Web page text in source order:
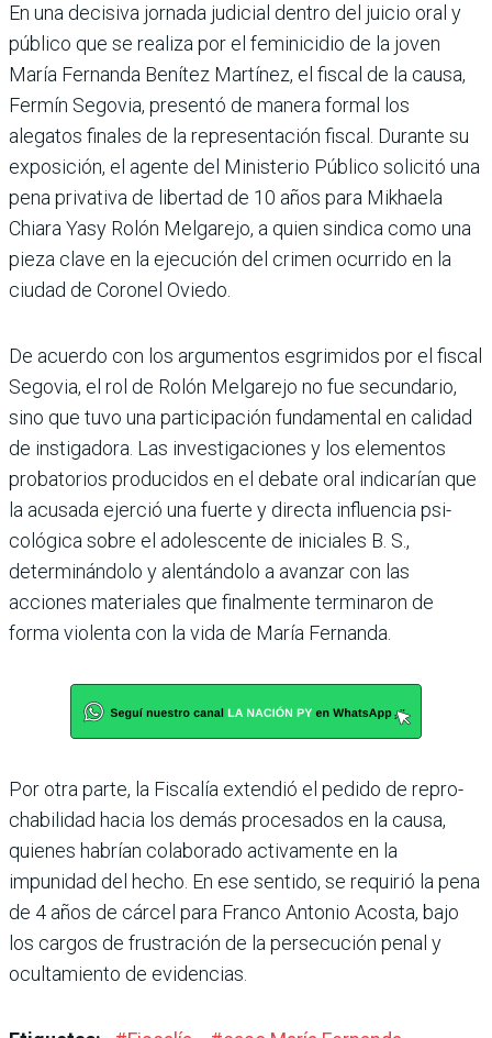
En una decisiva jornada judicial dentro del jui­cio oral y
público que se realiza por el feminicidio de la joven
María Fernanda Benítez Martínez, el fiscal de la causa,
Fermín Segovia, pre­sentó de manera formal los
alegatos finales de la repre­sentación fiscal. Durante su
exposición, el agente del Ministerio Público solicitó una
pena privativa de liber­tad de 10 años para Mikhaela
Chiara Yasy Rolón Melgarejo, a quien sindica como una
pieza clave en la ejecución del crimen ocurrido en la
ciudad de Coronel Oviedo.
De acuerdo con los argumentos esgrimidos por el fiscal
Sego­via, el rol de Rolón Melgarejo no fue secundario,
sino que tuvo una participación fundamen­tal en calidad
de instigadora. Las investigaciones y los ele­mentos
probatorios produci­dos en el debate oral indica­rían que
la acusada ejerció una fuerte y directa influencia psi­
cológica sobre el adolescente de iniciales B. S.,
determinándolo y alentándolo a avanzar con las
acciones materiales que final­mente terminaron de
forma violenta con la vida de María Fernanda.
Por otra parte, la Fiscalía extendió el pedido de repro­
chabilidad hacia los demás procesados en la causa,
quie­nes habrían colaborado acti­vamente en la
impunidad del hecho. En ese sentido, se requirió la pena
de 4 años de cárcel para Franco Anto­nio Acosta, bajo
los cargos de frustración de la persecu­ción penal y
ocultamiento de evidencias.